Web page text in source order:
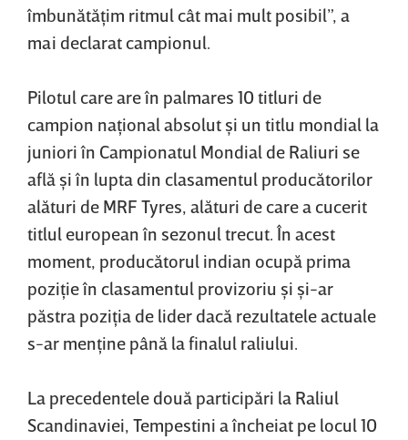
îmbunătăţim ritmul cât mai mult posibil”, a
mai declarat campionul.
Pilotul care are în palmares 10 titluri de
campion naţional absolut şi un titlu mondial la
juniori în Campionatul Mondial de Raliuri se
află şi în lupta din clasamentul producătorilor
alături de MRF Tyres, alături de care a cucerit
titlul european în sezonul trecut. În acest
moment, producătorul indian ocupă prima
poziţie în clasamentul provizoriu şi şi-ar
păstra poziţia de lider dacă rezultatele actuale
s-ar menţine până la finalul raliului.
La precedentele două participări la Raliul
Scandinaviei, Tempestini a încheiat pe locul 10